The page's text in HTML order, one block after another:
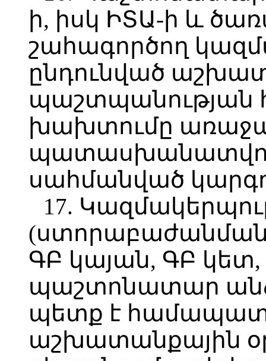
ի, իսկ ԻՏԱ-ի և
շահագործող
ընդունված
պաշտպանության
խախտումը
սահմանված
17.
ԳԲ կայան, ԳԲ
պաշտոնատար
պետք է
աշխատանքային